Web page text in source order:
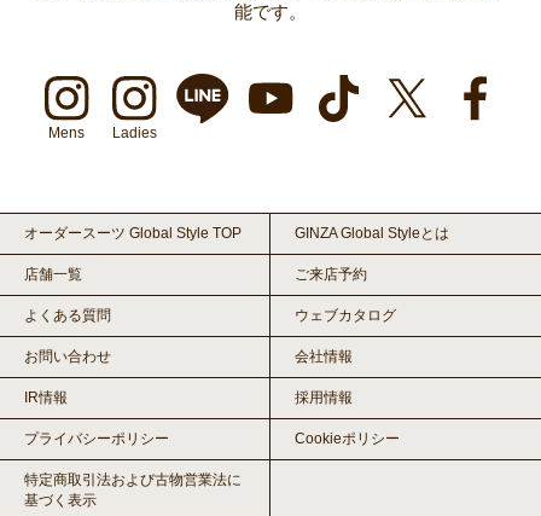
能です。
Mens Ladies
オーダースーツ Global Style TOP GINZA Global Styleとは
店舗一覧 ご来店予約
よくある質問 ウェブカタログ
お問い合わせ 会社情報
IR情報 採用情報
プライバシーポリシー Cookieポリシー
特定商取引法および古物営業法に
基づく表示